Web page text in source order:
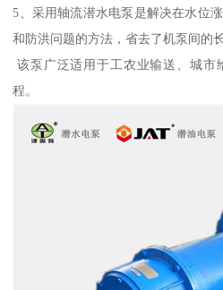
5、采用轴流潜水电泵是解决在水位
和防洪问题的方法，省去了机泵间的
该泵广泛适用于工农业输送、城市
程。